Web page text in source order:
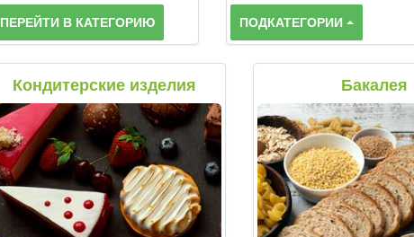
ПЕРЕЙТИ В КАТЕГОРИЮ ПОДКАТЕГОРИИ
Кондитерские изделия Бакалея